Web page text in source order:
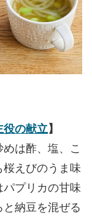
の献立】
は酢、塩、こ
えびのうま味
プリカの甘味
納豆を混ぜる